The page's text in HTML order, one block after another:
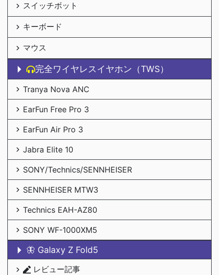
スイッチボット
キーボード
マウス
完全ワイヤレスイヤホン（TWS）
Tranya Nova ANC
EarFun Free Pro 3
EarFun Air Pro 3
Jabra Elite 10
SONY/Technics/SENNHEISER
SENNHEISER MTW3
Technics EAH-AZ80
SONY WF-1000XM5
🦋 Galaxy Z Fold5
レビュー記事